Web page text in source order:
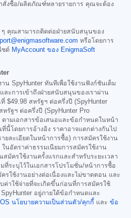
สั่งซื้อ/ผลิตภัณฑ์หลายรายการ คุณจะต้อง
คุณสามารถติดต่อฝ่ายสนับสนุนของ
หรือโดยการ
ซต์ MyAccount ของ EnigmaSoft
น SpyHunter ทันทีเพื่อใช้งานฟังก์ชันเต็ม
ละการเข้าถึงฝ่ายสนับสนุนของเราผ่าน
ที่ $49.98 สหรัฐฯ ต่อครึ่งปี (SpyHunter
สหรัฐฯ ต่อครึ่งปี (SpyHunter Pro
ตามเอกสารข้อเสนอและข้อกำหนดในหน้า
นี้โดยการอ้างอิง ราคาอาจแตกต่างกันไป
ยละเอียดในหน้าการซื้อ) การสมัครใช้งาน
ในอัตราค่าธรรมเนียมการสมัครใช้งาน
ครใช้งานครั้งแรกและสำหรับระยะเวลา
ที่ระบุไว้ในเอกสารโปรโมชั่น/หน้าการซื้อ
รใช้งานอย่างต่อเนื่องและไม่ขาดตอน และ
ค่าใช้จ่ายที่จะเกิดขึ้นก่อนที่การสมัครใช้
อยู่ภายใต้ข้อกำหนดและ
นโยบายความเป็นส่วนตัว/คุกกี้ และ ข้อ